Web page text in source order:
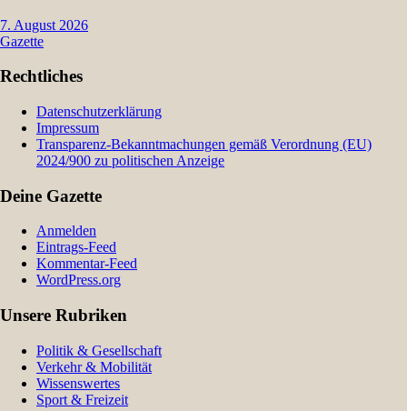
7. August 2026
Gazette
Rechtliches
Datenschutzerklärung
Impressum
Transparenz-Bekanntmachungen gemäß Verordnung (EU)
2024/900 zu politischen Anzeige
Deine Gazette
Anmelden
Eintrags-Feed
Kommentar-Feed
WordPress.org
Unsere Rubriken
Politik & Gesellschaft
Verkehr & Mobilität
Wissenswertes
Sport & Freizeit